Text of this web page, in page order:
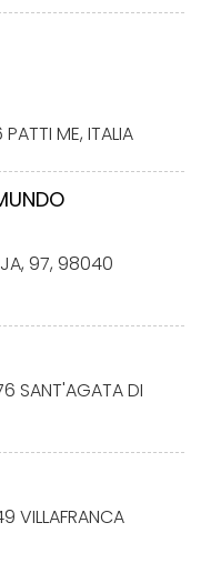
ME, ITALIA
97, 98040
SANT'AGATA DI
VILLAFRANCA